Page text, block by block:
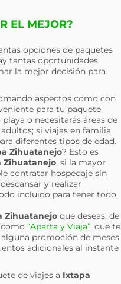
EL MEJOR?
opciones de paquetes
tantas oportunidades
la mejor decisión para
aspectos como con
para tu paquete
o necesitarás áreas de
si viajas en familia
diferentes tipos de edad.
Zihuatanejo? Esto es
Zihuatanejo, si la mayor
contratar hospedaje sin
y realizar
incluido para tener todo
Zihuatanejoque deseas, de
“Aparta y Viaja”, que te
promoción de meses
adicionales al instante
de viajes a Ixtapa